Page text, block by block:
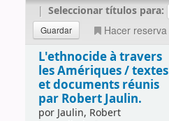
| Seleccionar títulos para:
Hacer reserva
L'ethnocide à travers
les Amériques /textes
et documents réunis
par Robert Jaulin.
por Jaulin, Robert